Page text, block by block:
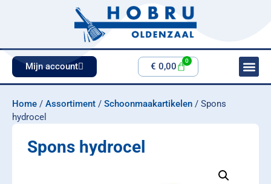
Mijn account € 0,00
0
Home / Assortiment / Schoonmaakartikelen / Spons
hydrocel
Spons hydrocel